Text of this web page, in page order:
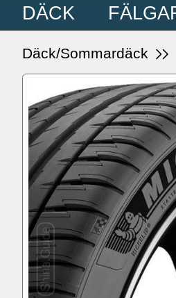
DÄCK
Däck/Sommardäck